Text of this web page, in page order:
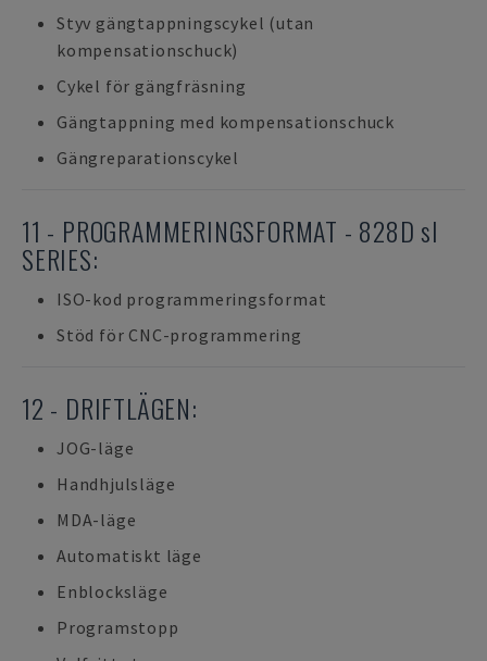
Styv gängtappningscykel (utan
kompensationschuck)
Cykel för gängfräsning
Gängtappning med kompensationschuck
Gängreparationscykel
11 - PROGRAMMERINGSFORMAT - 828D sl
SERIES:
ISO-kod programmeringsformat
Stöd för CNC-programmering
12 - DRIFTLÄGEN:
JOG-läge
Handhjulsläge
MDA-läge
Automatiskt läge
Enblocksläge
Programstopp